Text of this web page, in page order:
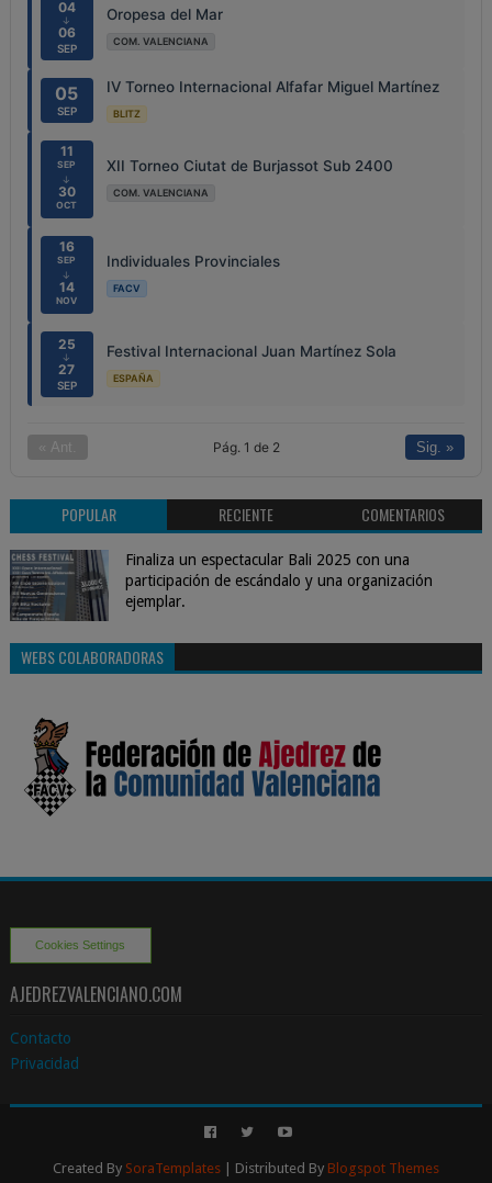
04
↓
06
SEP
Oropesa del Mar
COM. VALENCIANA
05
SEP
IV Torneo Internacional Alfafar Miguel Martínez
BLITZ
11
SEP
↓
30
OCT
XII Torneo Ciutat de Burjassot Sub 2400
COM. VALENCIANA
16
SEP
↓
14
NOV
Individuales Provinciales
FACV
25
↓
27
SEP
Festival Internacional Juan Martínez Sola
ESPAÑA
« Ant. Pág. 1 de 2 Sig. »
POPULAR RECIENTE COMENTARIOS
Finaliza un espectacular Bali 2025 con una
participación de escándalo y una organización
ejemplar.
WEBS COLABORADORAS
Cookies Settings
AJEDREZVALENCIANO.COM
Contacto
Privacidad
Created By SoraTemplates| Distributed By Blogspot Themes